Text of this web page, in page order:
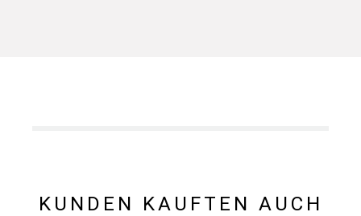
KUNDEN KAUFTEN AUCH